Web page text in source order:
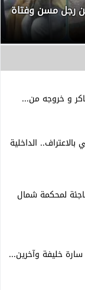
رجل مسن وفتاة
و خروجه من...
الداخلية
لمحكمة شمال
خليفة وآخرين...